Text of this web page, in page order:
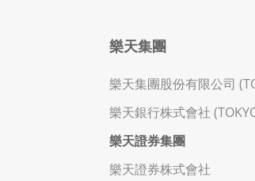
樂天集團
樂天集團股份有限公司
樂天銀行株式會社
樂天證券集團
樂天證券株式會社